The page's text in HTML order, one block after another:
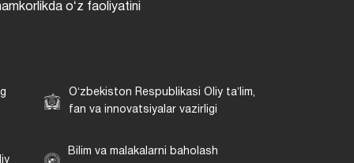
oʻz faoliyatini
Oʻzbekiston Respublikasi Oliy taʼlim,
fan va innovatsiyalar vazirligi
Bilim va malakalarni baholash